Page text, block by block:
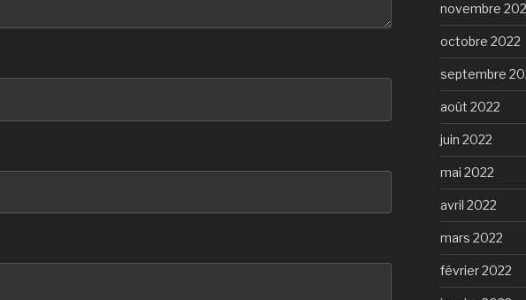
novembre
octobre 2022
septembre
août 2022
juin 2022
mai 2022
avril 2022
mars 2022
février 2022